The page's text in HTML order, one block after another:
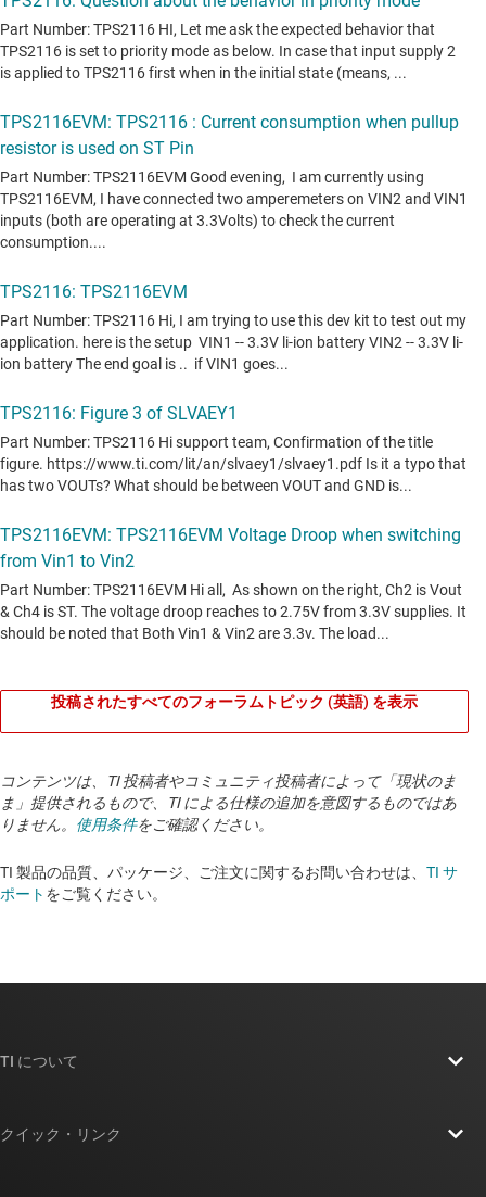
投稿されたすべてのフォーラムトピック (英語) を表示
コンテンツは、TI 投稿者やコミュニティ投稿者によって「現状のま
ま」提供されるもので、TI による仕様の追加を意図するものではあ
りません。 使用条件をご確認ください。
TI 製品の品質、パッケージ、ご注文に関するお問い合わせは、 TI サ
ポート をご覧ください。
TI について
クイック・リンク